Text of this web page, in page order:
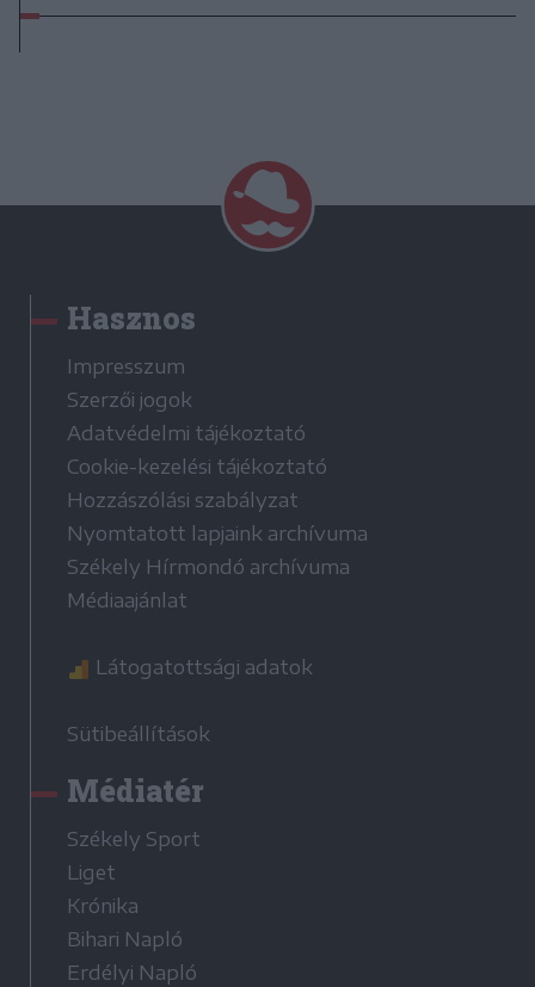
Hasznos
Impresszum
Szerzői jogok
Adatvédelmi tájékoztató
Cookie-kezelési tájékoztató
Hozzászólási szabályzat
Nyomtatott lapjaink archívuma
Székely Hírmondó archívuma
Médiaajánlat
Látogatottsági adatok
Sütibeállítások
Médiatér
Székely Sport
Liget
Krónika
Bihari Napló
Erdélyi Napló